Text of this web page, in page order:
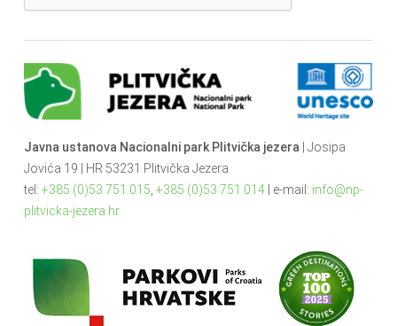
Javna ustanova Nacionalni park Plitvička jezera | Josipa
Jovića 19 | HR 53231 Plitvička Jezera
tel: +385 (0)53 751 015 +385 (0)53 751 014| e-mail: info@np-
plitvicka-jezera.hr